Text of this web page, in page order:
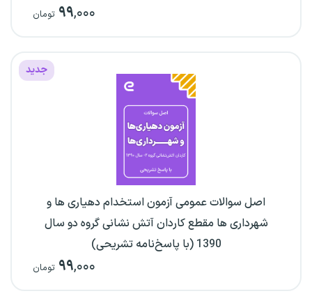
۹۹,۰۰۰ تومان
جدید
اصل سوالات عمومی آزمون استخدام دهیاری ها و
شهرداری ها مقطع کاردان آتش نشانی گروه دو سال
1390 (با پاسخ‌نامه تشریحی)
۹۹,۰۰۰ تومان